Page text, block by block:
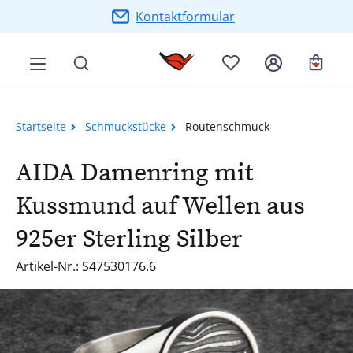
Zum Hauptinhalt springenKontaktformular
Startseite Schmuckstücke Routenschmuck
AIDA Damenring mit
Kussmund auf Wellen aus
925er Sterling Silber
Artikel-Nr.: S47530176.6
Bildergalerie überspringen